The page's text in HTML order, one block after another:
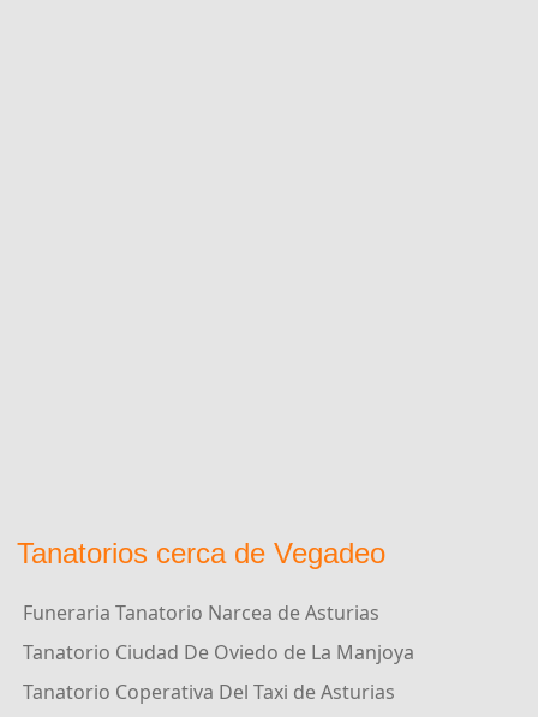
Tanatorios cerca de Vegadeo
Funeraria Tanatorio Narcea de Asturias
Tanatorio Ciudad De Oviedo de La Manjoya
Tanatorio Coperativa Del Taxi de Asturias